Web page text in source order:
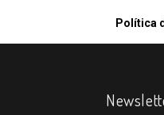
Política